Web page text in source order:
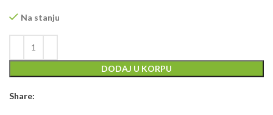
Na stanju
DODAJ U KORPU
Share: